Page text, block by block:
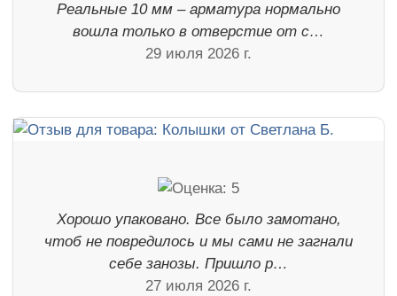
Реальные 10 мм – арматура нормально
вошла только в отверстие от с…
29 июля 2026 г.
Хорошо упаковано. Все было замотано,
чтоб не повредилось и мы сами не загнали
себе занозы. Пришло р…
27 июля 2026 г.